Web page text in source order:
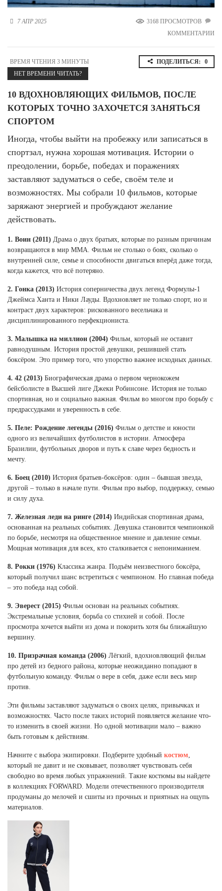
Новосибирская область (3)
Республика Башкортостан (3)
Республика Татарстан (2)
Ростовская область (2)
Самарская область (1)
Санкт-Петербург и ЛО (3)
Свердловская область (5)
Северная Осетия (2)
Ставропольский край (5)
Тульская область (1)
Тюменская область (3)
Ханты-Мансийский автономный округ (3)
Челябинская область (2)
Ямало-Ненецкий автономный округ (1)
Ярославская область (1)
7 АПР 2025
3168 ПРОСМОТРОВ
КОММЕНТАРИИ
ВРЕМЯ ЧТЕНИЯ 3 МИНУТЫ
НЕТ ВРЕМЕНИ ЧИТАТЬ?
ПОДЕЛИТЬСЯ: 0
10 ВДОХНОВЛЯЮЩИХ ФИЛЬМОВ, ПОСЛЕ
КОТОРЫХ ТОЧНО ЗАХОЧЕТСЯ ЗАНЯТЬСЯ
СПОРТОМ
Иногда, чтобы выйти на пробежку или записаться в
спортзал, нужна хорошая мотивация. Истории о
преодолении, борьбе, победах и поражениях
заставляют задуматься о себе, своём теле и
возможностях. Мы собрали 10 фильмов, которые
заряжают энергией и пробуждают желание
действовать.
1. Воин (2011) Драма о двух братьях, которые по разным причинам
возвращаются в мир ММА. Фильм не столько о боях, сколько о
внутренней силе, семье и способности двигаться вперёд даже тогда,
когда кажется, что всё потеряно.
2. Гонка (2013) История соперничества двух легенд Формулы-1
Джеймса Ханта и Ники Лауды. Вдохновляет не только спорт, но и
контраст двух характеров: рискованного весельчака и
дисциплинированного перфекциониста.
3. Малышка на миллион (2004) Фильм, который не оставит
равнодушным. История простой девушки, решившей стать
боксёром. Это пример того, что упорство важнее исходных данных.
4. 42 (2013) Биографическая драма о первом чернокожем
бейсболисте в Высшей лиге Джеки Робинсоне. История не только
спортивная, но и социально важная. Фильм во многом про борьбу с
предрассудками и уверенность в себе.
5. Пеле: Рождение легенды (2016) Фильм о детстве и юности
одного из величайших футболистов в истории. Атмосфера
Бразилии, футбольных дворов и путь к славе через бедность и
мечту.
6. Боец (2010) История братьев-боксёров: один – бывшая звезда,
другой – только в начале пути. Фильм про выбор, поддержку, семью
и силу духа.
7. Железная леди на ринге (2014) Индийская спортивная драма,
основанная на реальных событиях. Девушка становится чемпионкой
по борьбе, несмотря на общественное мнение и давление семьи.
Мощная мотивация для всех, кто сталкивается с непониманием.
8. Рокки (1976) Классика жанра. Подъём неизвестного боксёра,
который получил шанс встретиться с чемпионом. Но главная победа
– это победа над собой.
9. Эверест (2015) Фильм основан на реальных событиях.
Экстремальные условия, борьба со стихией и собой. После
просмотра хочется выйти из дома и покорить хотя бы ближайшую
вершину.
10. Призрачная команда (2006) Лёгкий, вдохновляющий фильм
про детей из бедного района, которые неожиданно попадают в
футбольную команду. Фильм о вере в себя, даже если весь мир
против.
Эти фильмы заставляют задуматься о своих целях, привычках и
возможностях. Часто после таких историй появляется желание что-
то изменить в своей жизни. Но одной мотивации мало – важно
быть готовым к действиям.
Начните с выбора экипировки. Подберите удобный костюм,
который не давит и не сковывает, позволяет чувствовать себя
свободно во время любых упражнений. Такие костюмы вы найдете
в коллекциях FORWARD. Модели отечественного производителя
продуманы до мелочей и сшиты из прочных и приятных на ощупь
материалов.